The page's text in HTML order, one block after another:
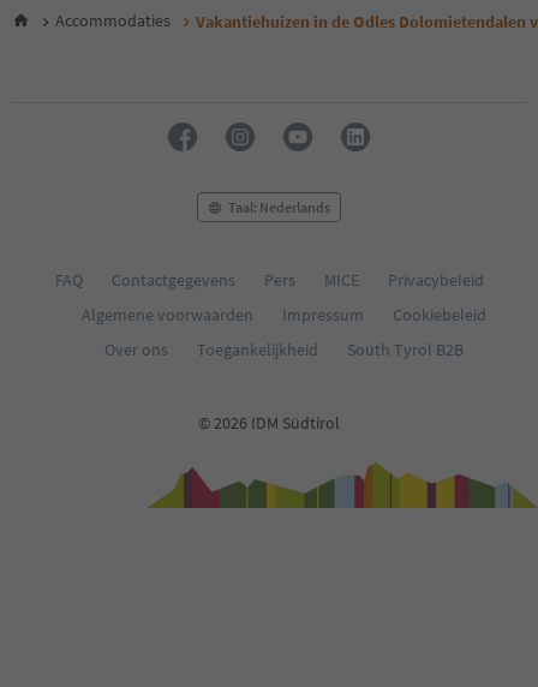
Accommodaties Vakantiehuizen in de Odles Dolomietendalen
Taal: Nederlands
FAQ Contactgegevens Pers MICE
Privacybeleid
Algemene voorwaarden
Impressum
Cookiebeleid
Over ons
Toegankelijkheid South Tyrol B2B
© 2026 IDM Südtirol